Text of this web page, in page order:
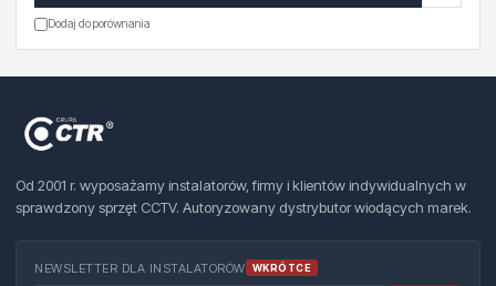
Dodaj do porównania
Od 2001 r. wyposażamy instalatorów, firmy i klientów indywidualnych w
sprawdzony sprzęt CCTV. Autoryzowany dystrybutor wiodących marek.
NEWSLETTER DLA INSTALATORÓW WKRÓTCE